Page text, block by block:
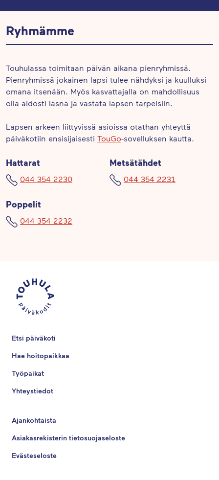
Ryhmämme
Touhulassa toimitaan päivän aikana pienryhmissä.
Pienryhmissä jokainen lapsi tulee nähdyksi ja kuulluksi
omana itsenään. Myös kasvattajalla on mahdollisuus
olla aidosti läsnä ja vastata lapsen tarpeisiin.
Lapsen arkeen liittyvissä asioissa otathan yhteyttä
päiväkotiin ensisijaisesti TouGo-sovelluksen kautta.
Hattarat
044 354 2230
Metsätähdet
044 354 2231
Poppelit
044 354 2232
Etsi päiväkoti
Hae hoitopaikkaa
Työpaikat
Yhteystiedot
Ajankohtaista
Asiakasrekisterin tietosuojaseloste
Evästeseloste